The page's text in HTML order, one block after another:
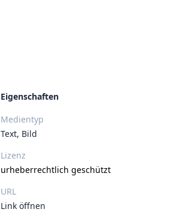
Eigenschaften
Medientyp
Text, Bild
Lizenz
urheberrechtlich geschützt
URL
Link öffnen